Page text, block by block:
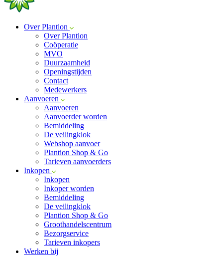
Over Plantion
Over Plantion
Coöperatie
MVO
Duurzaamheid
Openingstijden
Contact
Medewerkers
Aanvoeren
Aanvoeren
Aanvoerder worden
Bemiddeling
De veilingklok
Webshop aanvoer
Plantion Shop & Go
Tarieven aanvoerders
Inkopen
Inkopen
Inkoper worden
Bemiddeling
De veilingklok
Plantion Shop & Go
Groothandelscentrum
Bezorgservice
Tarieven inkopers
Werken bij